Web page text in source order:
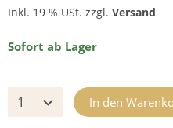
Inkl. 19 % USt. zzgl. Versand
Sofort ab Lager
In den